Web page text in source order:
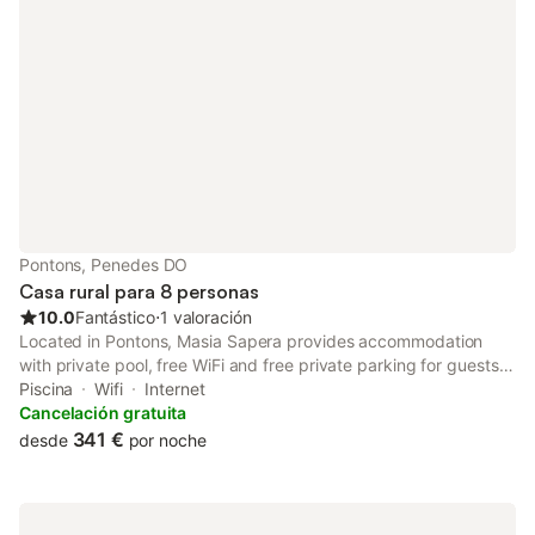
Pontons, Penedes DO
Casa rural para 8 personas
10.0Fantástico⋅1 valoración
Located in Pontons, Masia Sapera provides accommodation
with private pool, free WiFi and free private parking for guests
who drive. The property has pool and garden views, and is 49
km from Marina Tarragona.
Piscina Wifi
Internet
Cancelación gratuita
desde 341 € por noche